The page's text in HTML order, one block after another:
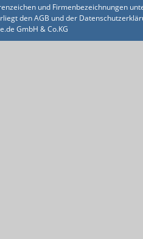
und Firmenbezeichnungen
den AGB und der
GmbH & Co.KG